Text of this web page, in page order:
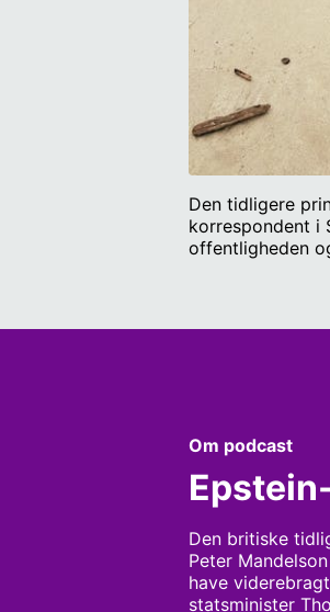
Den tidligere
korrespondent i
offentligheden
https://
Om podcast
Den britiske
Peter
have
statsminister